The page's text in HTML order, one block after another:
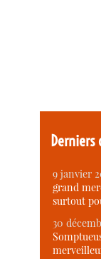
9 janvier
grand
surtout
30